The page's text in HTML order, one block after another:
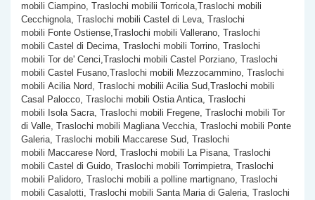
mobili Ciampino, Traslochi mobilii Torricola,Traslochi mobili
Cecchignola, Traslochi mobili Castel di Leva, Traslochi
mobili Fonte Ostiense,Traslochi mobili Vallerano, Traslochi
mobili Castel di Decima, Traslochi mobili Torrino, Traslochi
mobili Tor de' Cenci,Traslochi mobili Castel Porziano, Traslochi
mobili Castel Fusano,Traslochi mobili Mezzocammino, Traslochi
mobili Acilia Nord, Traslochi mobilii Acilia Sud,Traslochi mobili
Casal Palocco, Traslochi mobili Ostia Antica, Traslochi
mobili Isola Sacra, Traslochi mobili Fregene, Traslochi mobili Tor
di Valle, Traslochi mobili Magliana Vecchia, Traslochi mobili Ponte
Galeria, Traslochi mobili Maccarese Sud, Traslochi
mobili Maccarese Nord, Traslochi mobili La Pisana, Traslochi
mobili Castel di Guido, Traslochi mobili Torrimpietra, Traslochi
mobili Palidoro, Traslochi mobili a polline martignano, Traslochi
mobili Casalotti, Traslochi mobili Santa Maria di Galeria, Traslochi